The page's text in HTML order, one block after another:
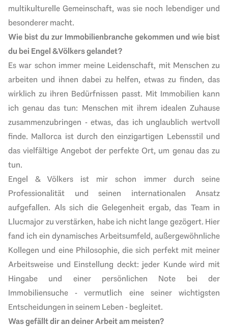
multikulturelle Gemeinschaft, was sie noch lebendiger und
besonderer macht.
Wie bist du zur Immobilienbranche gekommen und wie bist
du bei Engel & Völkers gelandet?
Es war schon immer meine Leidenschaft, mit Menschen zu
arbeiten und ihnen dabei zu helfen, etwas zu finden, das
wirklich zu ihren Bedürfnissen passt. Mit Immobilien kann
ich genau das tun: Menschen mit ihrem idealen Zuhause
zusammenzubringen - etwas, das ich unglaublich wertvoll
finde. Mallorca ist durch den einzigartigen Lebensstil und
das vielfältige Angebot der perfekte Ort, um genau das zu
tun.
Engel & Völkers ist mir schon immer durch seine
Professionalität und seinen internationalen Ansatz
aufgefallen. Als sich die Gelegenheit ergab, das Team in
Llucmajor zu verstärken, habe ich nicht lange gezögert. Hier
fand ich ein dynamisches Arbeitsumfeld, außergewöhnliche
Kollegen und eine Philosophie, die sich perfekt mit meiner
Arbeitsweise und Einstellung deckt: jeder Kunde wird mit
Hingabe und einer persönlichen Note bei der
Immobiliensuche - vermutlich eine seiner wichtigsten
Entscheidungen in seinem Leben - begleitet.
Was gefällt dir an deiner Arbeit am meisten?